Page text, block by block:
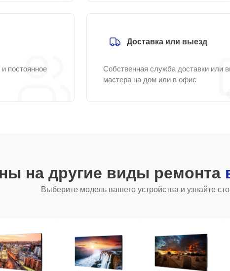
постоянное
Доставка или выезд
Собственная служба доставки или
мастера на дом или в офис
на другие виды ремонта
Выберите модель вашего устройства и узнайте